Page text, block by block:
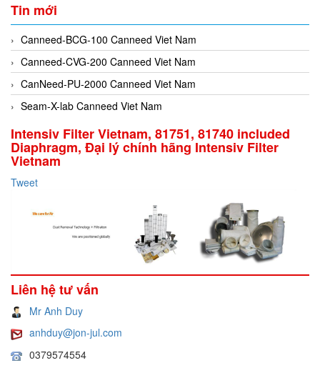
Tin mới
Canneed-BCG-100 Canneed Viet Nam
Canneed-CVG-200 Canneed Viet Nam
CanNeed-PU-2000 Canneed Viet Nam
Seam-X-lab Canneed Viet Nam
Intensiv Filter Vietnam, 81751, 81740 included
Diaphragm, Đại lý chính hãng Intensiv Filter
Vietnam
Tweet
Liên hệ tư vấn
Mr Anh Duy
anhduy@jon-jul.com
0379574554